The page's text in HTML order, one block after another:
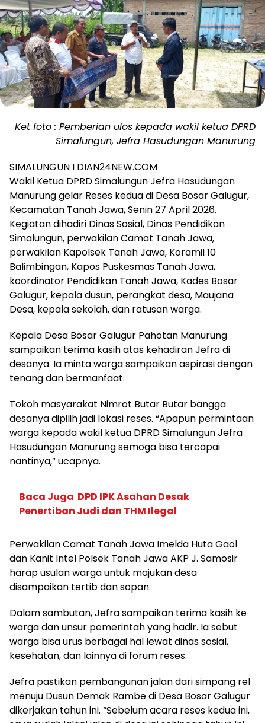
Ket foto : Pemberian ulos kepada wakil ketua DPRD
Simalungun, Jefra Hasudungan Manurung
SIMALUNGUN I DIAN24NEW.COM
Wakil Ketua DPRD Simalungun Jefra Hasudungan
Manurung gelar Reses kedua di Desa Bosar Galugur,
Kecamatan Tanah Jawa, Senin 27 April 2026.
Kegiatan dihadiri Dinas Sosial, Dinas Pendidikan
Simalungun, perwakilan Camat Tanah Jawa,
perwakilan Kapolsek Tanah Jawa, Koramil 10
Balimbingan, Kapos Puskesmas Tanah Jawa,
koordinator Pendidikan Tanah Jawa, Kades Bosar
Galugur, kepala dusun, perangkat desa, Maujana
Desa, kepala sekolah, dan ratusan warga.
Kepala Desa Bosar Galugur Pahotan Manurung
sampaikan terima kasih atas kehadiran Jefra di
desanya. Ia minta warga sampaikan aspirasi dengan
tenang dan bermanfaat.
Tokoh masyarakat Nimrot Butar Butar bangga
desanya dipilih jadi lokasi reses. “Apapun permintaan
warga kepada wakil ketua DPRD Simalungun Jefra
Hasudungan Manurung semoga bisa tercapai
nantinya,” ucapnya.
Baca Juga DPD IPK Asahan Desak
Penertiban Judi dan THM Ilegal
Perwakilan Camat Tanah Jawa Imelda Huta Gaol
dan Kanit Intel Polsek Tanah Jawa AKP J. Samosir
harap usulan warga untuk majukan desa
disampaikan tertib dan sopan.
Dalam sambutan, Jefra sampaikan terima kasih ke
warga dan unsur pemerintah yang hadir. Ia sebut
warga bisa urus berbagai hal lewat dinas sosial,
kesehatan, dan lainnya di forum reses.
Jefra pastikan pembangunan jalan dari simpang rel
menuju Dusun Demak Rambe di Desa Bosar Galugur
dikerjakan tahun ini. “Sebelum acara reses kedua ini,